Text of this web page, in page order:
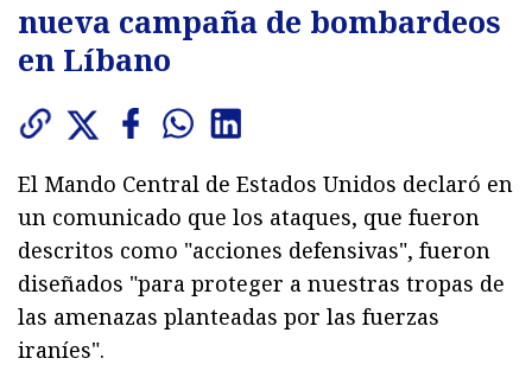
nueva campaña de bombardeos
en Líbano
El Mando Central de Estados Unidos declaró en
un comunicado que los ataques, que fueron
descritos como "acciones defensivas", fueron
diseñados "para proteger a nuestras tropas de
las amenazas planteadas por las fuerzas
iraníes".